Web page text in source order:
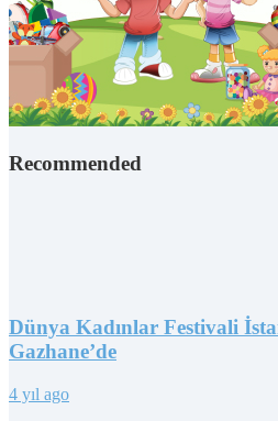
Recommended
Dünya Kadınlar Festivali
Gazhane’de
4 yıl ago